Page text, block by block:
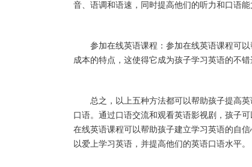
音、语调和语速，同时提高他们的听力和口语能
参加在线英语课程：参加在线英语课程可以
成本的特点，这使得它成为孩子学习英语的不错
总之，以上五种方法都可以帮助孩子提高英
口语。通过口语交流和观看英语影视剧，孩子
在线英语课程可以帮助孩子建立学习英语的自
以爱上学习英语，并提高他们的英语口语水平。